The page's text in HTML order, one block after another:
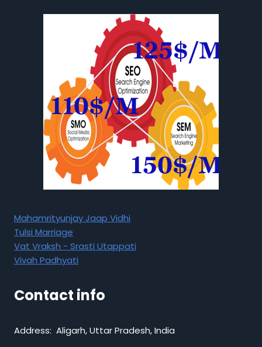
Mahamrityunjay Jaap Vidhi
Tulsi Marriage
Vat Vraksh - Srasti Utappati
Vivah Padhyati
Contact info
Address: Aligarh, Uttar Pradesh, India